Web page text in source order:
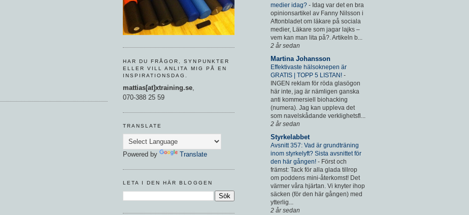
medier idag? - Idag var det en bra
opinionsartikel av Fanny Nilsson i
Aftonbladet om läkare på sociala
medier, Läkare som jagar lajks –
vem kan man lita på?. Artikeln b...
2 år sedan
Martina Johansson
Effektivaste hälsoknepen är
GRATIS | TOPP 5 LISTAN! -
INGEN reklam för röda glasögon
här inte, jag är nämligen ganska
anti kommersiell biohacking
(numera). Jag kan uppleva det
som navelskådande verklighetsfl...
2 år sedan
Styrkelabbet
Avsnitt 357: Vad är grundträning
inom styrkelyft? Sista avsnittet för
den här gången! - Först och
främst: Tack för alla glada tillrop
om poddens mini-återkomst! Det
värmer våra hjärtan. Vi knyter ihop
säcken (för den här gången) med
ytterlig...
2 år sedan
HAR DU FRÅGOR, SYNPUNKTER
ELLER VILL ANLITA MIG PÅ EN
INSPIRATIONSDAG.
mattias[at]xtraining.se,
070-388 25 59
TRANSLATE
Powered by Translate
LETA I DEN HÄR BLOGGEN